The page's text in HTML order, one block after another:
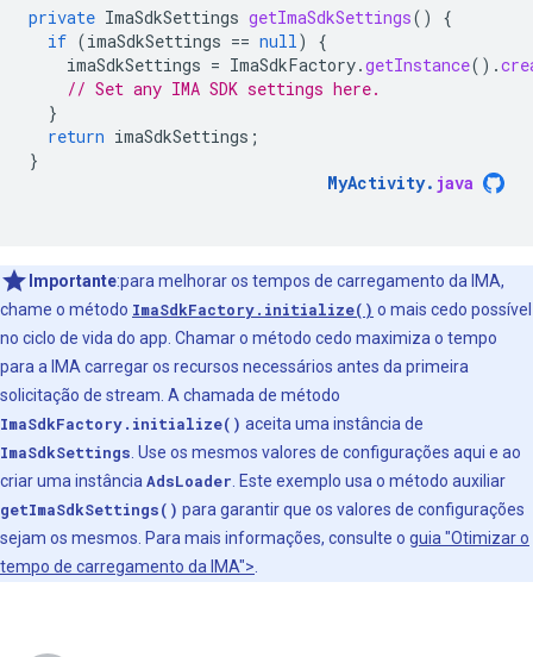
private ImaSdkSettings getImaSdkSettings()
{
if (imaSdkSettings == null)
{
imaSdkSettings = ImaSdkFactory.getInstance().
// Set any IMA SDK settings here.
}
return imaSdkSettings ;
}
MyActivity. java
Importante:para melhorar os tempos de carregamento da IMA,
chame o método ImaSdkFactory.initialize() o mais cedo possível
no ciclo de vida do app. Chamar o método cedo maximiza o tempo
para a IMA carregar os recursos necessários antes da primeira
solicitação de stream. A chamada de método
ImaSdkFactory.initialize() aceita uma instância de
ImaSdkSettings . Use os mesmos valores de configurações aqui e ao
criar uma instância AdsLoader . Este exemplo usa o método auxiliar
getImaSdkSettings() para garantir que os valores de configurações
sejam os mesmos. Para mais informações, consulte o guia "Otimizar o
tempo de carregamento da IMA">